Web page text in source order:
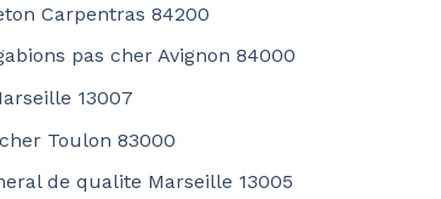
Carpentras 84200
pas cher Avignon 84000
13007
Toulon 83000
de qualite Marseille 13005